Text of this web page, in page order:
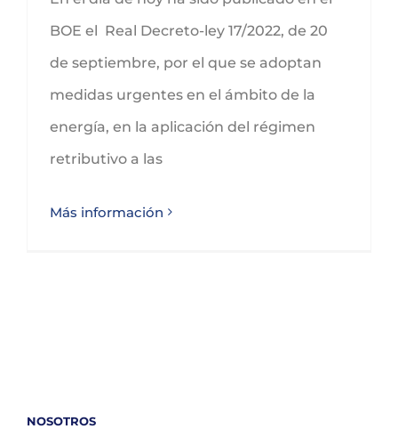
BOE el Real Decreto-ley 17/2022, de 20
de septiembre, por el que se adoptan
medidas urgentes en el ámbito de la
energía, en la aplicación del régimen
retributivo a las
Más información
NOSOTROS